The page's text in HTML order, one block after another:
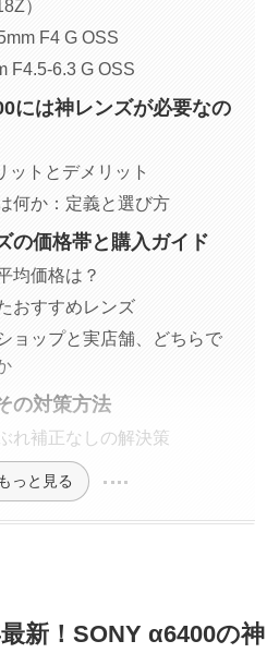
）
F4 G OSS
F4.5-6.3 G OSS
には神レンズが必要なの
ットとデメリット
何か：定義と選び方
の価格帯と購入ガイド
均価格は？
おすすめレンズ
ョップと実店舗、どちらで
の対策方法
れ補正なしの解決策
もっと見る
新！SONY α6400の神